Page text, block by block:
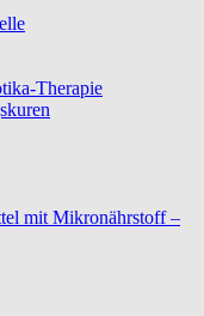
Therapie
mit Mikronährstoff –